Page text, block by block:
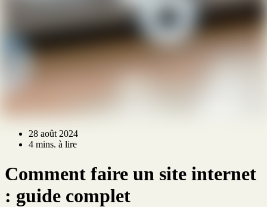
28 août 2024
4 mins. à lire
Comment faire un site internet
: guide complet